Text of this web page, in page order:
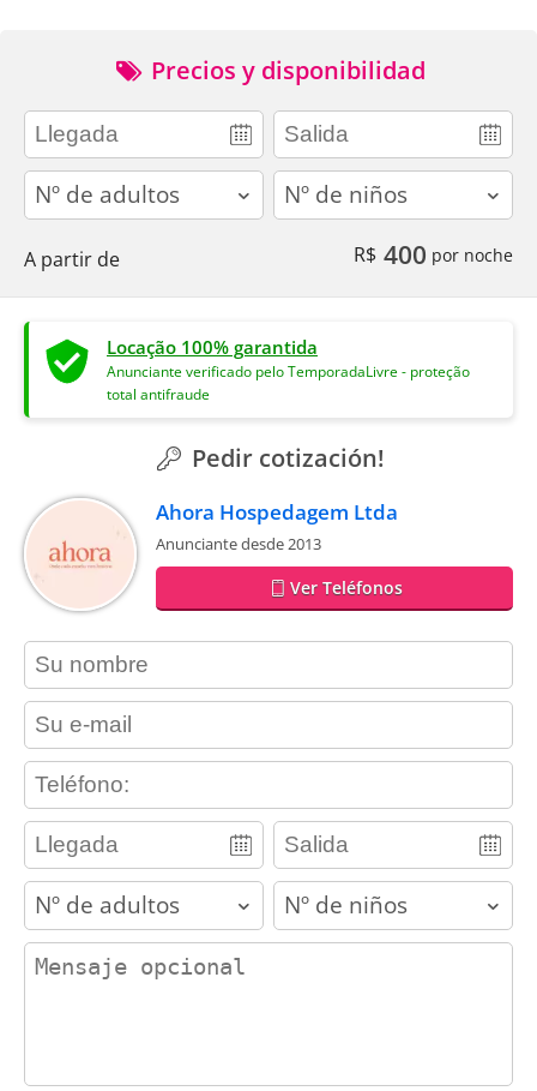
Precios y disponibilidad
adults children
A partir de R$ 400 por noche
Locação 100% garantida
Anunciante verificado pelo TemporadaLivre - proteção
total antifraude
Pedir cotización!
Ahora Hospedagem Ltda
Anunciante desde 2013
Ver Teléfonos
contact_name
contact_email
contact_phone
adults children
contact_message